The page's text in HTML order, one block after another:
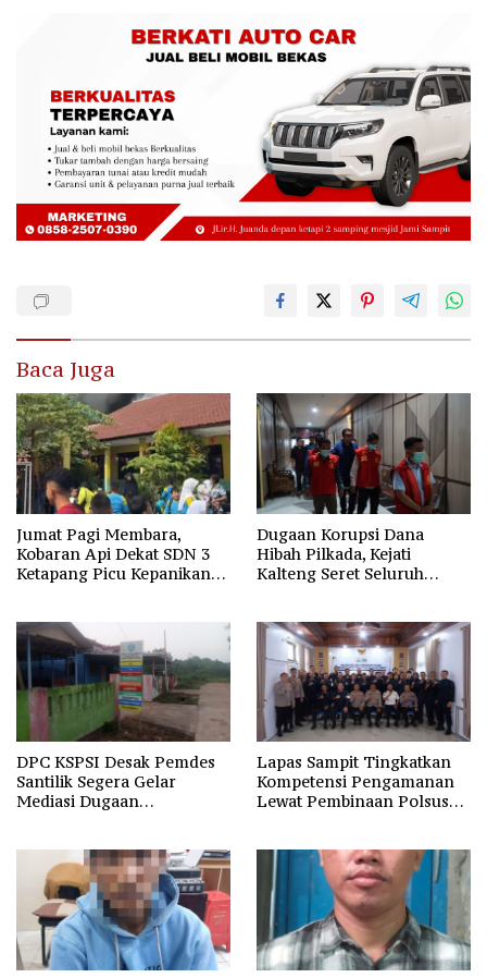
Baca Juga
Jumat Pagi Membara,
Kobaran Api Dekat SDN 3
Ketapang Picu Kepanikan
Dugaan Korupsi Dana
Hibah Pilkada, Kejati
Kalteng Seret Seluruh
DPC KSPSI Desak Pemdes
Santilik Segera Gelar
Mediasi Dugaan
Lapas Sampit Tingkatkan
Kompetensi Pengamanan
Lewat Pembinaan Polsus